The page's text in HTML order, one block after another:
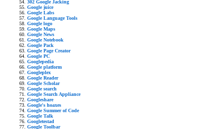
302 Google Jacking
Google juice
Google Labs
Google Language Tools
Google logo
Google Maps
Google News
Google Notebook
Google Pack
Google Page Creator
Google PC
Googlepedia
Google platform
Googleplex
Google Reader
Google Scholar
Google search
Google Search Appliance
Googleshare
Google's hoaxes
Google Summer of Code
Google Talk
Googletestad
Google Toolbar